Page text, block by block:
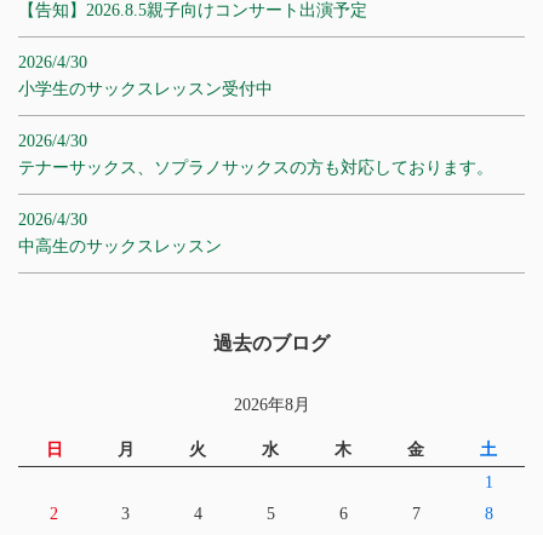
【告知】2026.8.5親子向けコンサート出演予定
2026/4/30
小学生のサックスレッスン受付中
2026/4/30
テナーサックス、ソプラノサックスの方も対応しております。
2026/4/30
中高生のサックスレッスン
過去のブログ
2026年8月
日 月 火 水 木 金 土
1
2
3 4 5 6 7
8